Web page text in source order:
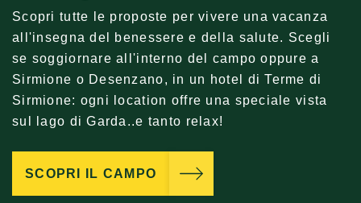
Scopri tutte le proposte per vivere una vacanza
all'insegna del benessere e della salute. Scegli
se soggiornare all'interno del campo oppure a
Sirmione o Desenzano, in un hotel di Terme di
Sirmione: ogni location offre una speciale vista
sul lago di Garda..e tanto relax!
SCOPRI IL CAMPO